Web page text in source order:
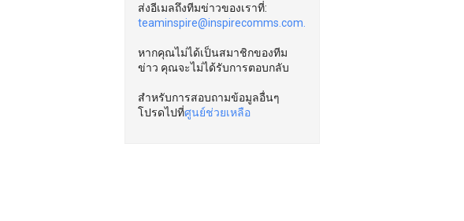
ส่งอีเมลถึงทีมข่าวของเราที่:
teaminspire@inspirecomms.com.
หากคุณไม่ได้เป็นสมาชิกของทีม
ข่าว คุณจะไม่ได้รับการตอบกลับ
สำหรับการสอบถามข้อมูลอื่นๆ
โปรดไปที่ศูนย์ช่วยเหลือ